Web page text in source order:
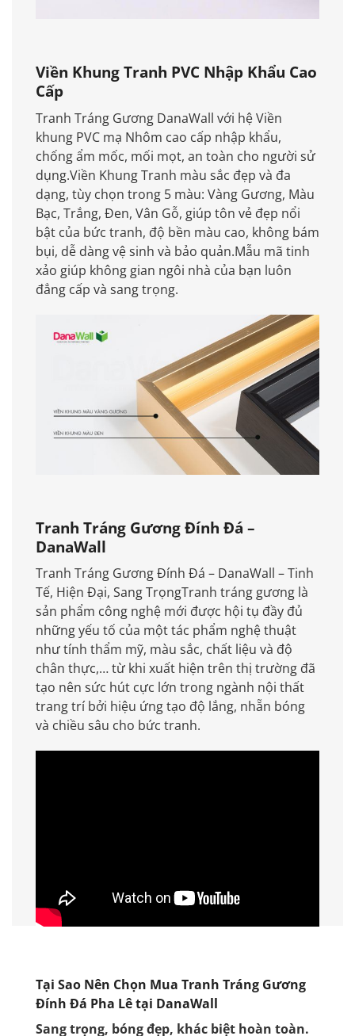
Viền Khung Tranh PVC Nhập Khẩu Cao
Cấp
Tranh Tráng Gương DanaWall với hệ Viền
khung PVC mạ Nhôm cao cấp nhập khẩu,
chống ẩm mốc, mối mọt, an toàn cho người sử
dụng.Viền Khung Tranh màu sắc đẹp và đa
dạng, tùy chọn trong 5 màu: Vàng Gương, Màu
Bạc, Trắng, Đen, Vân Gỗ, giúp tôn vẻ đẹp nổi
bật của bức tranh, độ bền màu cao, không bám
bụi, dễ dàng vệ sinh và bảo quản.Mẫu mã tinh
xảo giúp không gian ngôi nhà của bạn luôn
đẳng cấp và sang trọng.
Tranh Tráng Gương Đính Đá –
DanaWall
Tranh Tráng Gương Đính Đá – DanaWall – Tinh
Tế, Hiện Đại, Sang TrọngTranh tráng gương là
sản phẩm công nghệ mới được hội tụ đầy đủ
những yếu tố của một tác phẩm nghệ thuật
như tính thẩm mỹ, màu sắc, chất liệu và độ
chân thực,… từ khi xuất hiện trên thị trường đã
tạo nên sức hút cực lớn trong ngành nội thất
trang trí bởi hiệu ứng tạo độ lắng, nhẵn bóng
và chiều sâu cho bức tranh.
Tại Sao Nên Chọn Mua Tranh Tráng Gương
Đính Đá Pha Lê tại DanaWall
Sang trọng, bóng đẹp, khác biệt hoàn toàn.